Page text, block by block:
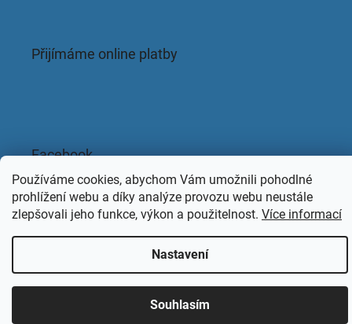
Používáme cookies, abychom Vám umožnili pohodlné
prohlížení webu a díky analýze provozu webu neustále
zlepšovali jeho funkce, výkon a použitelnost. Více informací
Nastavení
Souhlasím
Přijímáme online platby
Facebook
Copyright 2026KAPACLEAN. Všechna práva vyhrazena.